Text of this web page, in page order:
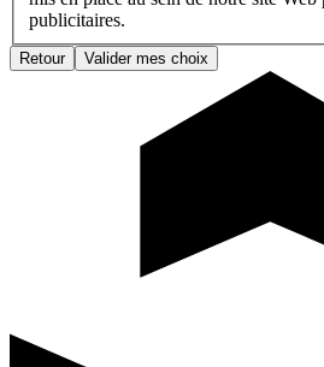
publicitaires.
Retour Valider mes choix